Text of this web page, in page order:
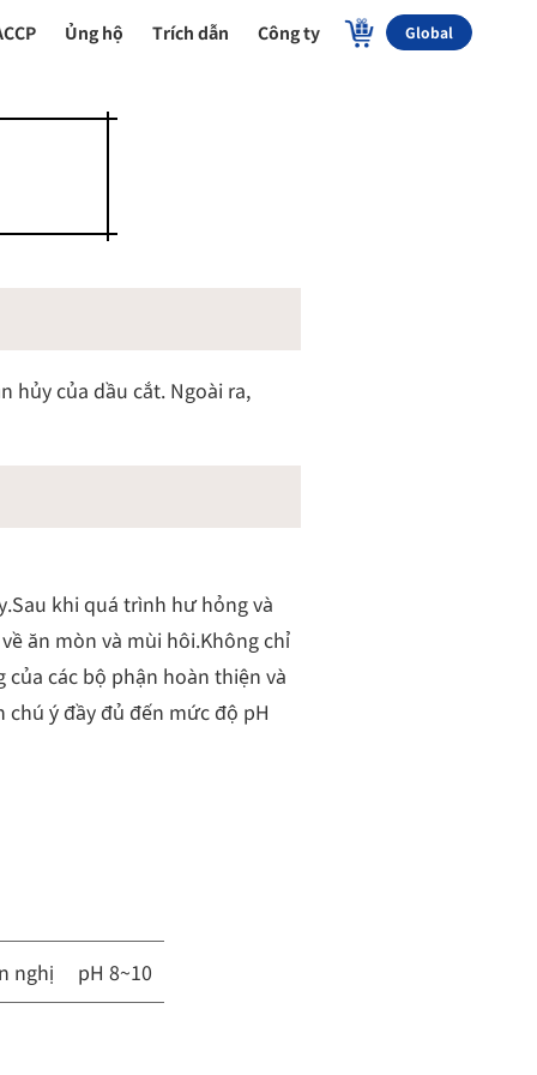
Ủng hộ Trích dẫn Công ty Global
hủy của dầu cắt. Ngoài ra,
khi quá trình hư hỏng và
ăn mòn và mùi hôi.Không chỉ
các bộ phận hoàn thiện và
ý đầy đủ đến mức độ pH
nghị pH 8~10